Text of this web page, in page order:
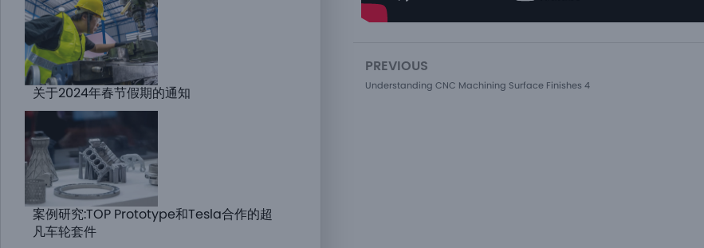
关于2024年春节假期的通知
案例研究:TOP Prototype和Tesla合作的超
凡车轮套件
PREVIOUS
Understanding CNC Machining Surface Finishes 4